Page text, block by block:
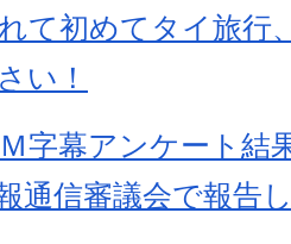
て初めてタイ旅行
い！
字幕アンケート結
通信審議会で報告